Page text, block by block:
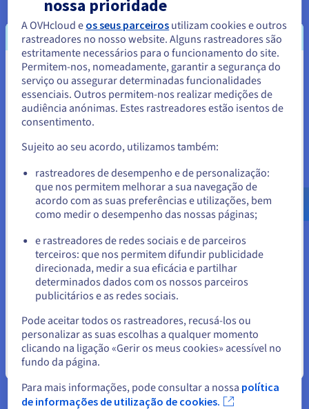
Autorreparação:
O Kubernetes tem capacidades de autorreparação, o que
significa que deteta e trata automaticamente problemas no
ambiente da aplicação. Se um container ou um nó falhar, o
Também pode substituir as instâncias com falha e até
disponibilidade geral da aplicação.
Portabilidade:
O Kubernetes oferece portabilidade, o que permite uma
transferência facilitada de aplicações entre diferentes
ambientes, como datacenters on-premises, clouds públicas
ou configurações híbridas. A abordagem centrada nos
containers garante que as aplicações e as suas dependências
ficam agrupadas. Isto reduz o risco de problemas de
em várias plataformas de infraestrutura.
Parece que está localizado em
Estados Unidos.
Para encomendar a partir de Estados Unidos, terá de consultar e
Aceder ao website do Estados Unidos
us.ovhcloud.com/learn Inglês USD - $
ou
Ficar no website atual
Selecionar outro website
nossa prioridade
A OVHcloud e os seus parceiros utilizam cookies e outros
rastreadores no nosso website. Alguns rastreadores são
estritamente necessários para o funcionamento do site.
Permitem-nos, nomeadamente, garantir a segurança do
serviço ou assegurar determinadas funcionalidades
essenciais. Outros permitem-nos realizar medições de
audiência anónimas. Estes rastreadores estão isentos de
consentimento.
Sujeito ao seu acordo, utilizamos também:
rastreadores de desempenho e de personalização:
que nos permitem melhorar a sua navegação de
acordo com as suas preferências e utilizações, bem
como medir o desempenho das nossas páginas;
e rastreadores de redes sociais e de parceiros
terceiros: que nos permitem difundir publicidade
direcionada, medir a sua eficácia e partilhar
determinados dados com os nossos parceiros
publicitários e as redes sociais.
Pode aceitar todos os rastreadores, recusá-los ou
personalizar as suas escolhas a qualquer momento
clicando na ligação «Gerir os meus cookies» acessível no
fundo da página.
Para mais informações, pode consultar a nossa política
de informações de utilização de cookies.